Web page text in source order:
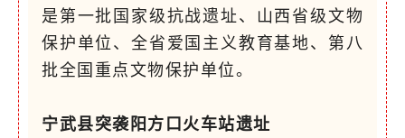
是第一批国家级抗战遗址、山西省级文物
保护单位、全省爱国主义教育基地、第八
批全国重点文物保护单位。
宁武县突袭阳方口火车站遗址